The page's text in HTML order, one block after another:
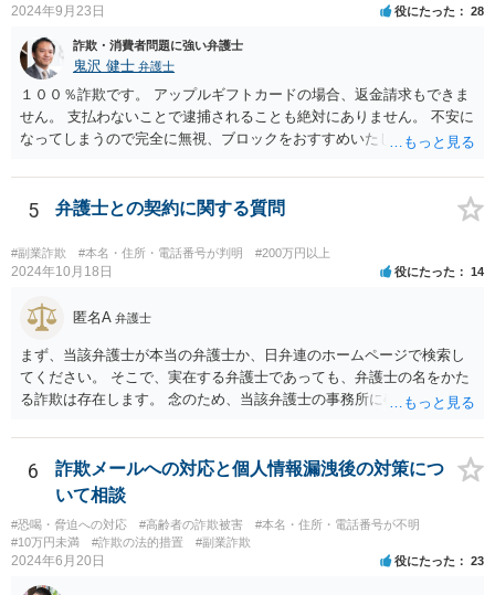
2024年9月23日 役にたった 28
詐欺・消費者問題に強い弁護士
鬼沢 健士 弁護士
１００％詐欺です。 アップルギフトカードの場合、返金請求もできま
せん。 支払わないことで逮捕されることも絶対にありません。 不安に
なってしまうので完全に無視、ブロックをおすすめいたします。
5 弁護士との契約に関する質問
#副業詐欺 #本名・住所・電話番号が判明 #200万円以上
2024年10月18日 役にたった 14
匿名A 弁護士
まず、当該弁護士が本当の弁護士か、日弁連のホームページで検索し
てください。 そこで、実在する弁護士であっても、弁護士の名をかた
る詐欺は存在します。 念のため、当該弁護士の事務所に確認をとれば
6
詐欺メールへの対応と個人情報漏洩後の対策につ
いて相談
#恐喝・脅迫への対応 #高齢者の詐欺被害
#本名・住所・電話番号が不明
#10万円未満
#詐欺の法的措置 #副業詐欺
2024年6月20日 役にたった 23